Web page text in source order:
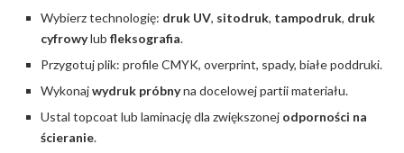
Wybierz technologię: druk UV, sitodruk, tampodruk, druk
cyfrowylub fleksografia.
Przygotuj plik: profile CMYK, overprint, spady, białe poddruki.
Wykonajwydruk próbnyna docelowej partii materiału.
Ustal topcoat lub laminację dla zwiększonej odporności na
ścieranie.